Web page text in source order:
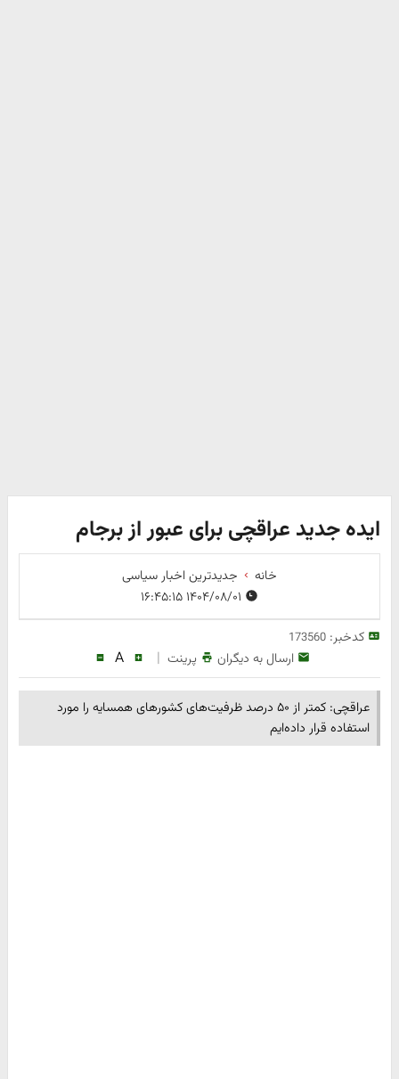
ایده جدید عراقچی برای عبور از برجام
خانه
جدیدترین اخبار سیاسی
کدخبر:173560
ارسال به دیگران پرینت |
A
عراقچی: کمتر از ۵۰ درصد ظرفیت‌های کشورهای همسایه را مورد
استفاده قرار داده‌ایم